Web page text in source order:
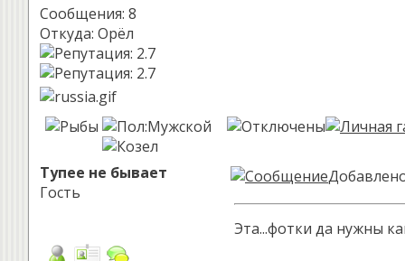
Сообщения: 8
Откуда: Орёл
Тупее не бывает
Гость
Эта...фотки да нужны